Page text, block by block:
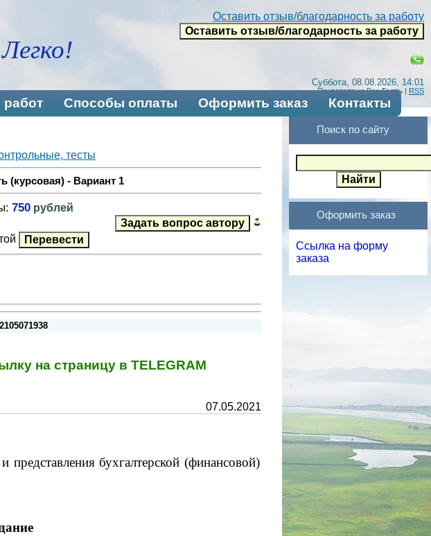
Оставить отзыв/благодарность за работу
Суббота, 08.08.2026, 14:01
Приветствую Вас Гость | RSS
работ Способы оплаты Оформить заказ Контакты
тесты
(курсовая) - Вариант 1
750 рублей
на страницу в TELEGRAM
07.05.2021
бухгалтерской (финансовой)
Поиск по сайту
Оформить заказ
Ссылка на форму
заказа